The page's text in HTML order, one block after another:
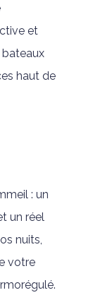
et
haut de
: un
un réel
nuits,
votre